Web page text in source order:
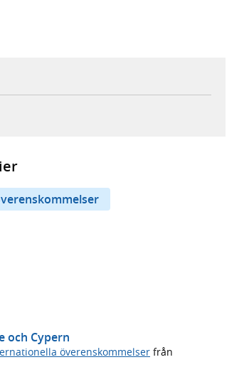
webbplats,
e-postklient,
och Cypern
överenskommelser från